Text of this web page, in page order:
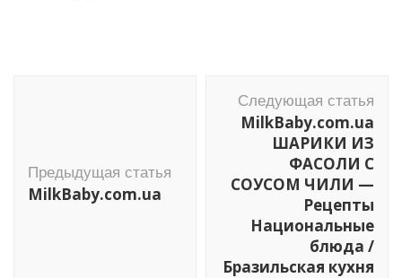
Предыдущая статья
MilkBaby.com.ua
Следующая статья
MilkBaby.com.ua
ШАРИКИ ИЗ
ФАСОЛИ С
СОУСОМ ЧИЛИ —
Рецепты
Национальные
блюда /
Бразильская кухня